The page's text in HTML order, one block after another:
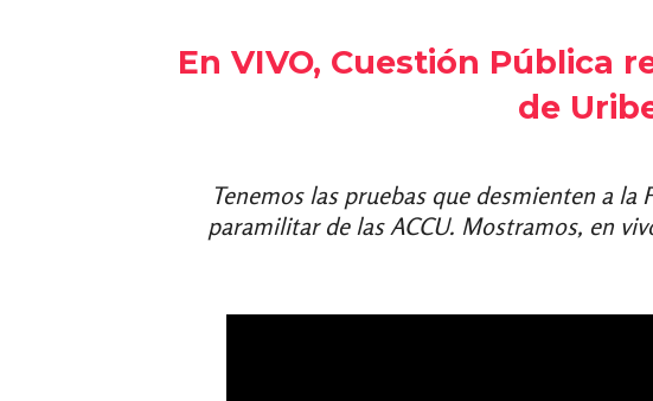
En VIVO, Cuestión Pública
de
Tenemos las pruebas que desmienten a la
paramilitar de las ACCU. Mostramos, en